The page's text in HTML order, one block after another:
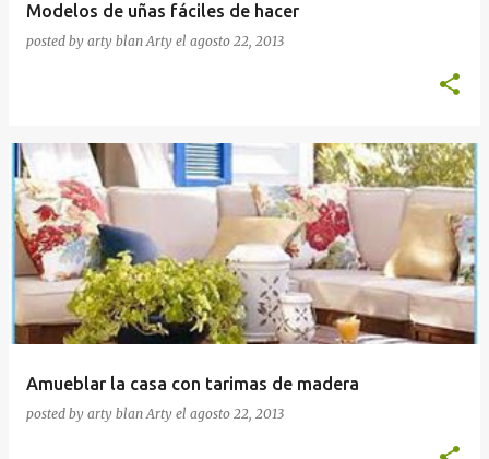
Modelos de uñas fáciles de hacer
posted by arty blanArty el agosto 22, 2013
Amueblar la casa con tarimas de madera
posted by arty blanArty el agosto 22, 2013